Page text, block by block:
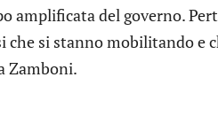
amplificata del governo.
che si stanno mobilitando e
Zamboni.